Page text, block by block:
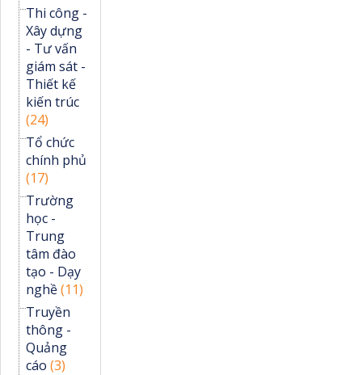
Thi công -
Xây dựng
- Tư vấn
giám sát -
Thiết kế
kiến trúc
(24)
Tổ chức
chính phủ
(17)
Trường
học -
Trung
tâm đào
tạo - Dạy
nghề(11)
Truyền
thông -
Quảng
cáo (3)